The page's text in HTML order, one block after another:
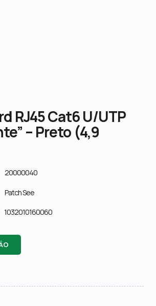
RJ45 Cat6 U/UTP
– Preto (4,9
20000040
Patch See
1032010160060